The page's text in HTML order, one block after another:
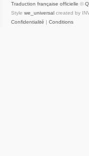
Traduction française officielle ©
Style we_universal created by
Confidentialité | Conditions